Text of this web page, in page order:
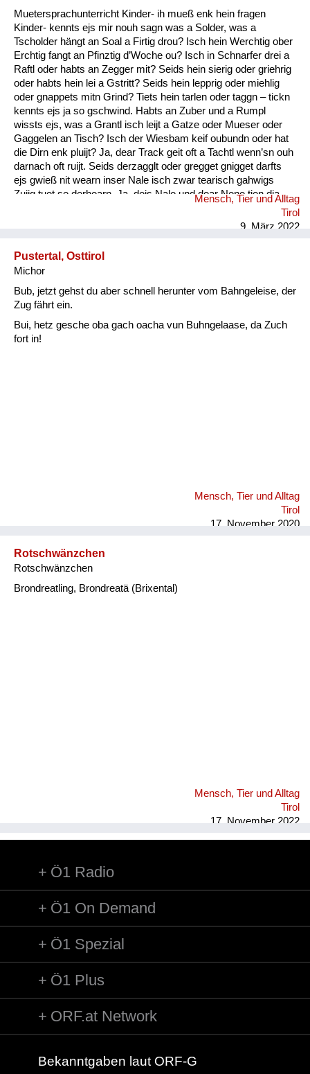
Muetersprachunterricht Kinder- ih mueß enk hein fragen
Kinder- kennts ejs mir nouh sagn was a Solder, was a
Tscholder hängt an Soal a Firtig drou? Isch hein Werchtig ober
Erchtig fangt an Pfinztig d’Woche ou? Isch in Schnarfer drei a
Raftl oder habts an Zegger mit? Seids hein sierig oder griehrig
oder habts hein lei a Gstritt? Seids hein lepprig oder miehlig
oder gnappets mitn Grind? Tiets hein tarlen oder taggn – tickn
kennts ejs ja so gschwind. Habts an Zuber und a Rumpl
wissts ejs, was a Grantl isch leijt a Gatze oder Mueser oder
Gaggelen an Tisch? Isch der Wiesbam keif oubundn oder hat
die Dirn enk pluijt? Ja, dear Track geit oft a Tachtl wenn’sn ouh
darnach oft ruijt. Seids derzagglt oder gregget gnigget darfts
ejs gwieß nit wearn inser Nale isch zwar tearisch gahwigs
Zuijg tuet se derhearn. Ja, dejs Nale und dear Nene tien dia
Wearter gwieß verschtiahn. Kinder- ejs darfts nie vergessn :
Mensch, Tier und Alltag
Tirol
9. März 2022
Pustertal, Osttirol
Michor
Bub, jetzt gehst du aber schnell herunter vom Bahngeleise, der
Zug fährt ein.
Bui, hetz gesche oba gach oacha vun Buhngelaase, da Zuch
fort in!
Mensch, Tier und Alltag
Tirol
17. November 2020
Rotschwänzchen
Rotschwänzchen
Brondreatling, Brondreatä (Brixental)
Mensch, Tier und Alltag
Tirol
17. November 2022
Ö1 Radio
Ö1 On Demand
Ö1 Spezial
Ö1 Plus
ORF.at Network
Bekanntgaben laut ORF-G